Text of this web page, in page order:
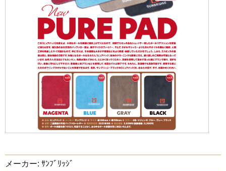
メーカー: ｻﾝﾌﾞﾘｯｼﾞ